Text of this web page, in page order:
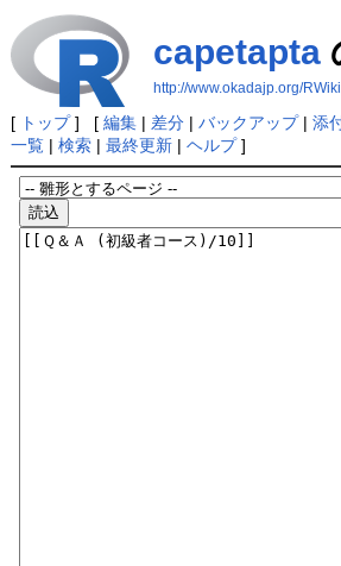
capetapta
http://www.okadajp.org/
[ トップ] [ 編集| 差分| バックアップ| 添
一覧| 検索| 最終更新| ヘルプ]